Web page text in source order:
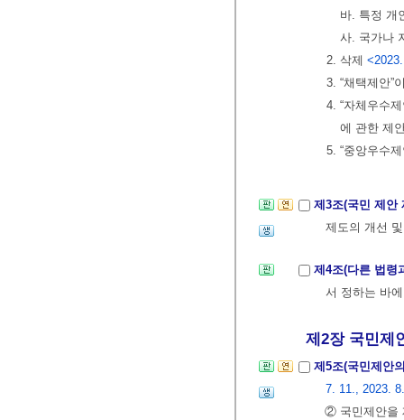
바. 특정 개
사. 국가나
2. 삭제
3. “채택제안”
4. “자체우수
에 관한 제
5. “중앙우수
제3조(국민 제안
제도의 개선
제4조(다른 법령
서 정하는 바
제2장 국민제안
제5조(국민제안
7. 11., 2023.
② 국민제안을